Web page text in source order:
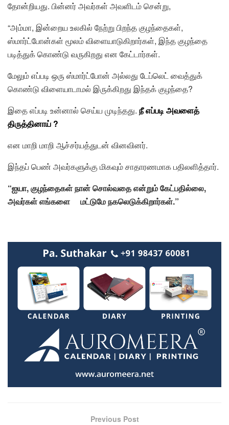
தோன்றியது. பின்னர் அவர்கள் அவளிடம் சென்று,
“அம்மா, இன்றைய உலகில் நேற்று பிறந்த குழந்தைகள்,
ஸ்மார்ட்போன்கள் மூலம் விளையாடுகிறார்கள், இந்த குழந்தை
படித்துக் கொண்டு வருகிறது என கேட்டார்கள்.
மேலும் எப்படி ஒரு ஸ்மார்ட்போன் அல்லது டேப்லெட் வைத்துக்
கொண்டு விளையாடாமல் இருக்கிறது இந்தக் குழந்தை?
இதை எப்படி உன்னால் செய்ய முடிந்தது. நீ எப்படி அவளைத்
திருத்தினாய் ?
என மாறி மாறி ஆச்சர்யத்துடன் வினவினர்.
இந்தப் பெண் அவர்களுக்கு மிகவும் சாதாரணமாக பதிலளித்தார்.
“ஐயா, குழந்தைகள் நான் சொல்வதை என்றும்கேட்பதில்லை,
அவர்கள் எங்களை மட்டுமேநகலெடுக்கிறார்கள்.”
Previous Post